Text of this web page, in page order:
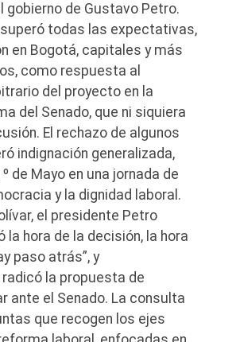
gobierno de Gustavo Petro.
todas las expectativas,
en Bogotá, capitales y más
como respuesta al
del proyecto en la
del Senado, que ni siquiera
El rechazo de algunos
indignación generalizada,
de Mayo en una jornada de
y la dignidad laboral.
el presidente Petro
la hora de la decisión, la hora
paso atrás”, y
la propuesta de
ante el Senado. La consulta
que recogen los ejes